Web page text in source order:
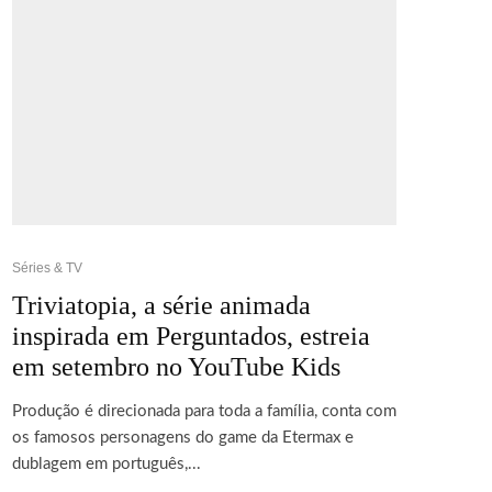
Séries & TV
Triviatopia, a série animada
inspirada em Perguntados, estreia
em setembro no YouTube Kids
Produção é direcionada para toda a família, conta com
os famosos personagens do game da Etermax e
dublagem em português,...